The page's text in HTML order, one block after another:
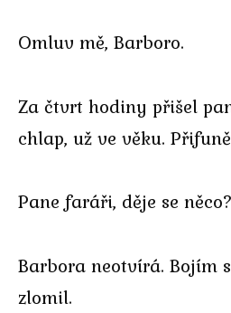
Omluv mě, Barboro.
Za čtvrt hodiny přišel
chlap, už ve věku.
Pane faráři, děje se něco?
Barbora neotvírá. Bojím
zlomil.